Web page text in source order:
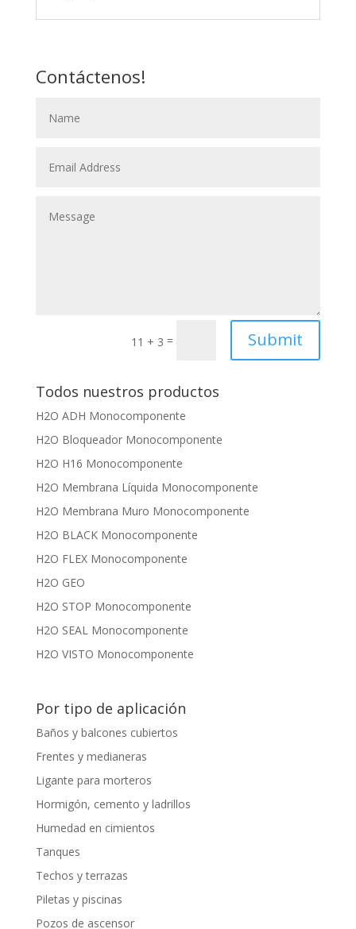
Contáctenos!
11 + 3 = Submit
Todos nuestros productos
H2O ADH Monocomponente
H2O Bloqueador Monocomponente
H2O H16 Monocomponente
H2O Membrana Líquida Monocomponente
H2O Membrana Muro Monocomponente
H2O BLACK Monocomponente
H2O FLEX Monocomponente
H2O GEO
H2O STOP Monocomponente
H2O SEAL Monocomponente
H2O VISTO Monocomponente
Por tipo de aplicación
Baños y balcones cubiertos
Frentes y medianeras
Ligante para morteros
Hormigón, cemento y ladrillos
Humedad en cimientos
Tanques
Techos y terrazas
Piletas y piscinas
Pozos de ascensor